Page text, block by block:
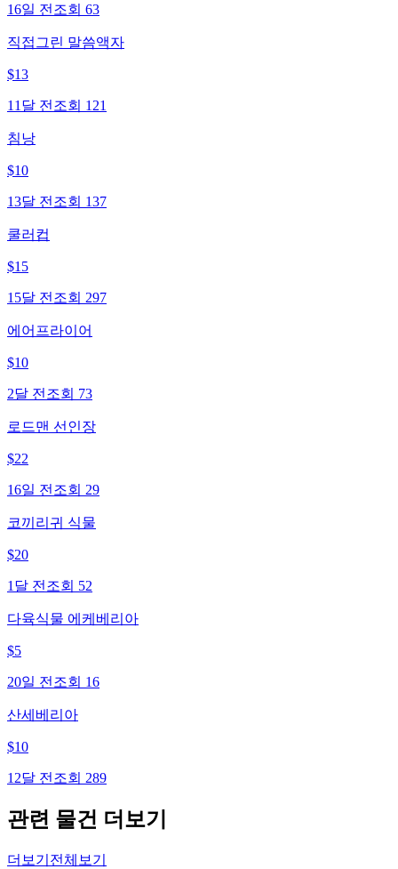
16일 전 조회 63
직접그린 말씀액자
$13
11달 전 조회 121
침낭
$10
13달 전 조회 137
쿨러컵
$15
15달 전 조회 297
에어프라이어
$10
2달 전 조회 73
로드맨 선인장
$22
16일 전 조회 29
코끼리귀 식물
$20
1달 전 조회 52
다육식물 에케베리아
$5
20일 전 조회 16
산세베리아
$10
12달 전 조회 289
관련 물건 더보기
더보기 전체보기